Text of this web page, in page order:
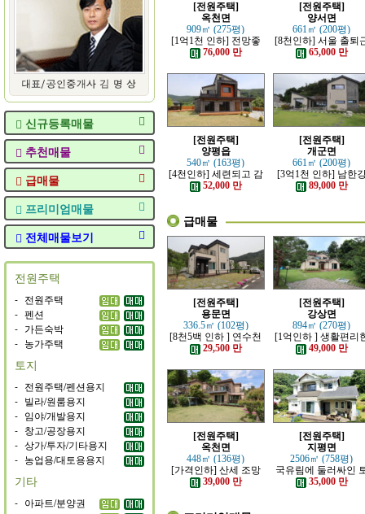
신규등록매물
추천매물
급매물
프리미엄매물
전체매물보기
전원주택
- 전원주택
- 펜션
- 가든숙박
- 농가주택
토지
- 전원주택/펜션용지
- 빌라/원룸용지
- 임야/개발용지
- 창고/공장용지
- 상가/투자/기타용지
- 농업용/대토용용지
기타
- 아파트/분양권
[전원주택]
옥천면
909㎡ (275평)
[1억1천 인하] 전망좋
고 력셔리한 단층 철콘
전원주택
76,000 만
[전원주택]
양서면
661㎡ (200평)
[8천인하] 서울 출퇴
가능한 잘 지은 고급
65,000 만
[전원주택]
양평읍
540㎡ (163평)
[4천인하] 세련되고 감
각적인 모던한 전원주
52,000 만
[전원주택]
개군면
661㎡ (200평)
[3억1천 인하] 남한
조망 좋은 모던한 고
전원주택
89,000 만
급매물
[전원주택]
용문면
336.5㎡ (102평)
[8천5백 인하 ] 연수천
가까운 튼튼하게 잘지
은 전원주택
29,500 만
[전원주택]
강상면
894㎡ (270평)
[1억인하 ] 생활편리
정남향의 관리 잘된
49,000 만
[전원주택]
옥천면
448㎡ (136평)
[가격인하] 산세 조망
좋은 남향 전원주택
39,000 만
[전원주택]
지평면
2506㎡ (758평)
국유림에 둘러싸인
지 넓은 전원주택
35,000 만